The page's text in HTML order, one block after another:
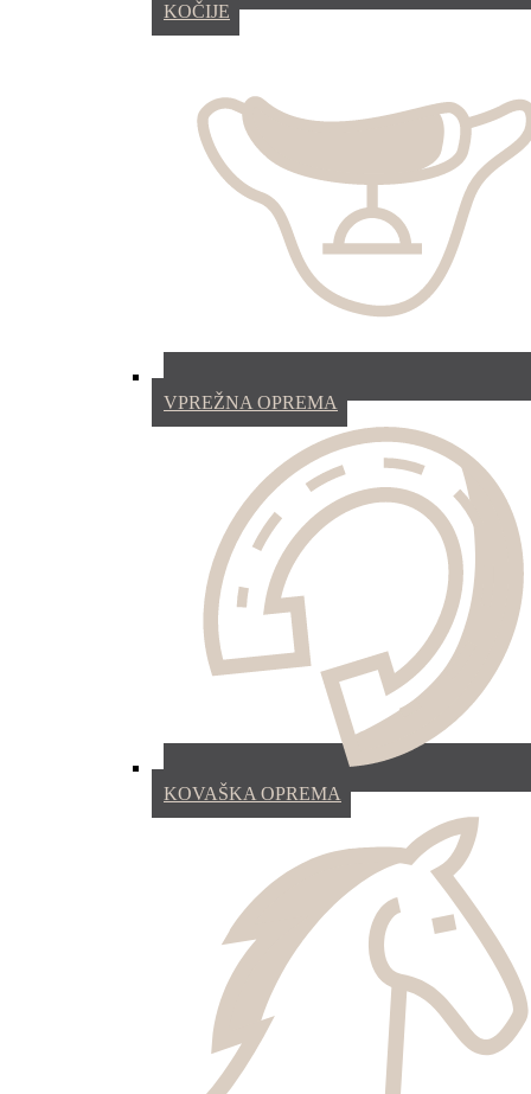
KOČIJE
VPREŽNA OPREMA
KOVAŠKA OPREMA